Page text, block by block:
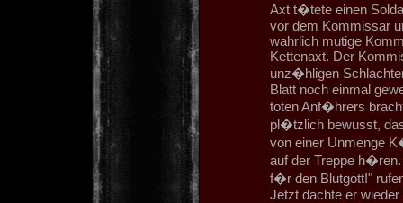
Axt t�tete einen
vor dem Kommissar
wahrlich mutige
Kettenaxt. Der
unz�hligen
Blatt noch einmal
toten Anf�hrers
pl�tzlich bewusst,
von einer Unmenge
auf der Treppe
f�r den Blutgott!"
Jetzt dachte er